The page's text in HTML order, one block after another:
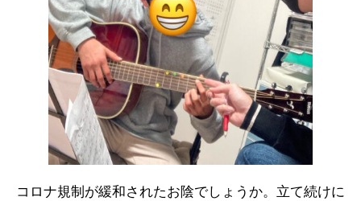
コロナ規制が緩和されたお陰でしょうか。立て続けに